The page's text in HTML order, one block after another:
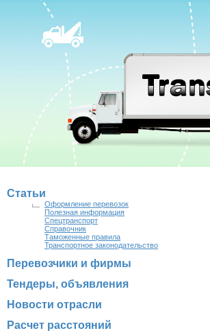
Статьи
Оформление перевозок
Полезная информация
Спецтранспорт
Справочник
Таможенные правила
Транспортное законодательство
Перевозчики и фирмы
Тендеры, объявления
Новости отрасли
Расчет расстояний